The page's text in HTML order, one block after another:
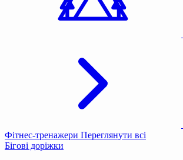
Фітнес-тренажери Переглянути всі
Бігові доріжки